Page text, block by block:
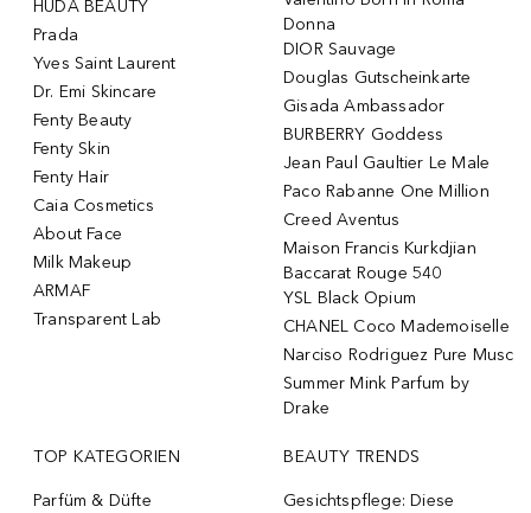
HUDA BEAUTY
Prada
Yves Saint Laurent
Dr. Emi Skincare
Fenty Beauty
Fenty Skin
Fenty Hair
Caia Cosmetics
About Face
Milk Makeup
ARMAF
Transparent Lab
Donna
DIOR Sauvage
Douglas Gutscheinkarte
Gisada Ambassador
BURBERRY Goddess
Jean Paul Gaultier Le Male
Paco Rabanne One Million
Creed Aventus
Maison Francis Kurkdjian
Baccarat Rouge 540
YSL Black Opium
CHANEL Coco Mademoiselle
Narciso Rodriguez Pure Musc
Summer Mink Parfum by
Drake
TOP KATEGORIEN
Parfüm & Düfte
BEAUTY TRENDS
Gesichtspflege: Diese